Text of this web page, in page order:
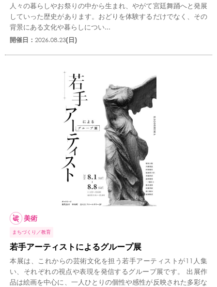
人々の暮らしやお祭りの中から生まれ、やがて宮廷舞踊へと発展
していった歴史があります。おどりを体験するだけでなく、その
背景にある文化や暮らしについ...
開催日： 2026.08.23(日)
美術
まちづくり 教育
若手アーティストによるグループ展
本展は、これからの芸術文化を担う若手アーティストが11人集
い、それぞれの視点や表現を発信するグループ展です。 出展作
品は絵画を中心に、一人ひとりの個性や感性が反映された多彩な